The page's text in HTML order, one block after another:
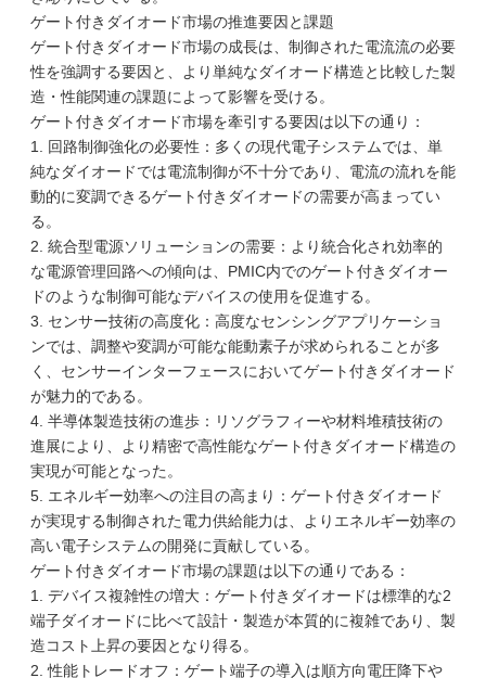
ゲート付きダイオード市場の推進要因と課題
ゲート付きダイオード市場の成長は、制御された電流流の必要
性を強調する要因と、より単純なダイオード構造と比較した製
造・性能関連の課題によって影響を受ける。
ゲート付きダイオード市場を牽引する要因は以下の通り：
1. 回路制御強化の必要性：多くの現代電子システムでは、単
純なダイオードでは電流制御が不十分であり、電流の流れを能
動的に変調できるゲート付きダイオードの需要が高まってい
る。
2. 統合型電源ソリューションの需要：より統合化され効率的
な電源管理回路への傾向は、PMIC内でのゲート付きダイオー
ドのような制御可能なデバイスの使用を促進する。
3. センサー技術の高度化：高度なセンシングアプリケーショ
ンでは、調整や変調が可能な能動素子が求められることが多
く、センサーインターフェースにおいてゲート付きダイオード
が魅力的である。
4. 半導体製造技術の進歩：リソグラフィーや材料堆積技術の
進展により、より精密で高性能なゲート付きダイオード構造の
実現が可能となった。
5. エネルギー効率への注目の高まり：ゲート付きダイオード
が実現する制御された電力供給能力は、よりエネルギー効率の
高い電子システムの開発に貢献している。
ゲート付きダイオード市場の課題は以下の通りである：
1. デバイス複雑性の増大：ゲート付きダイオードは標準的な2
端子ダイオードに比べて設計・製造が本質的に複雑であり、製
造コスト上昇の要因となり得る。
2. 性能トレードオフ：ゲート端子の導入は順方向電圧降下や